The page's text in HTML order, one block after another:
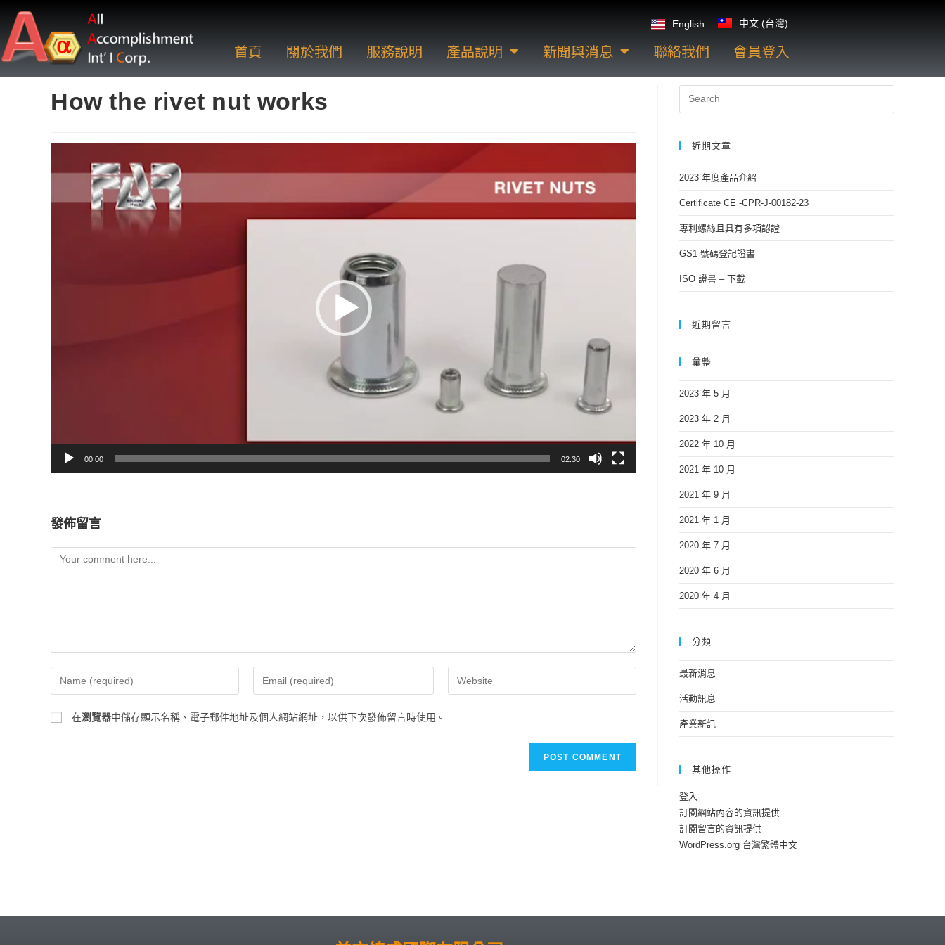
English 中文 (台灣)
首頁 關於我們 服務說明 產品說明 新聞與消息 聯絡我們 會員登入
How the rivet nut works
放
00:00 02:30
發佈留言
在瀏覽器中儲存顯示名稱、電子郵件地址及個人網站網址，以供下次發佈留言時使用。
近期文章
2023 年度產品介紹
Certificate CE -CPR-J-00182-23
專利螺絲且具有多項認證
GS1 號碼登記證書
ISO 證書 – 下載
近期留言
彙整
2023 年 5 月
2023 年 2 月
2022 年 10 月
2021 年 10 月
2021 年 9 月
2021 年 1 月
2020 年 7 月
2020 年 6 月
2020 年 4 月
分類
最新消息
活動訊息
產業新訊
其他操作
登入
訂閱網站內容的資訊提供
訂閱留言的資訊提供
WordPress.org 台灣繁體中文